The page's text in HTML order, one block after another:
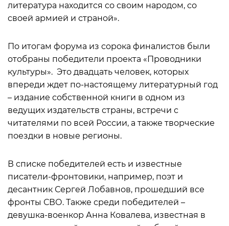
литература находится со своим народом, со
своей армией и страной».
По итогам форума из сорока финалистов были
отобраны победители проекта «Проводники
культуры». Это двадцать человек, которых
впереди ждет по-настоящему литературный год
– издание собственной книги в одном из
ведущих издательств страны, встречи с
читателями по всей России, а также творческие
поездки в новые регионы.
В списке победителей есть и известные
писатели-фронтовики, например, поэт и
десантник Сергей Лобавнов, прошедший все
фронты СВО. Также среди победителей –
девушка-военкор Анна Ковалева, известная в